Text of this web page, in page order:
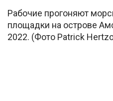
Рабочие прогоняют
площадки на острове
2022. (Фото Patrick